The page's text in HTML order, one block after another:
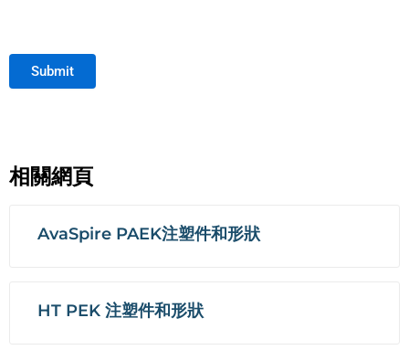
Submit
相關網頁
AvaSpire PAEK注塑件和形狀
HT PEK 注塑件和形狀